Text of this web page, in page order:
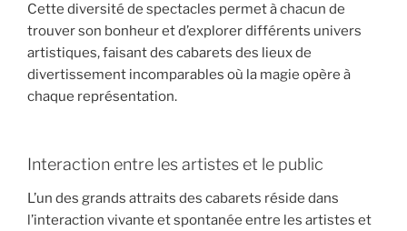
Cette diversité de spectacles permet à chacun de
trouver son bonheur et d’explorer différents univers
artistiques, faisant des cabarets des lieux de
divertissement incomparables où la magie opère à
chaque représentation.
Interaction entre les artistes et le public
L’un des grands attraits des cabarets réside dans
l’interaction vivante et spontanée entre les artistes et